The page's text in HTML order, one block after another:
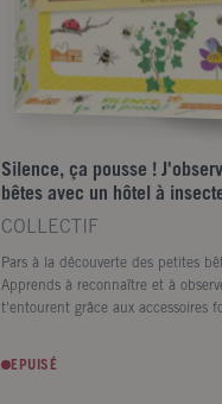
Silence, ça pousse !
bêtes avec un hôtel à
COLLECTIF
Pars à la découverte des petites
Apprends à reconnaître et à
t'entourent grâce aux accessoires
également dans ton livre plein
passionnantes pour savoir
EPUISÉ